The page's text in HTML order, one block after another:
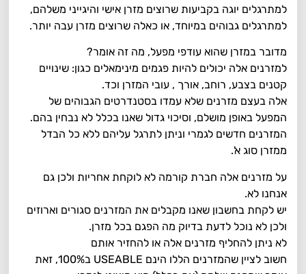
למתרגלים יוגה בקביעות שרוצים מזרן אישי והיגייני משלהם,
למתרגלים גבוהים במיוחד, או כאלה שרוצים מזרן עבה יותר.
מדובר במזרן שהוא עודפי מפעל, מה זה אומר?
למזרנים אלה יכולים להיות פגמים מינימאלים כגון: שינויים
קטנים בצבע, רוחב, אורך , עובי המזרן וכד.
אלה בעצם מזרנים שלא עמדו בסטנדרטים הגבוהים של
המפעל באופן מושלם, וסיכוי גדול שאנו בכלל לא נבחין בהם.
המזרנים חדשים לגמרי וניתן לתרגל עליהם ללא כל הבדל
ממזרן סוג א'.
על מזרנים אלה חברת קורמה לא לוקחת אחריות ולכן גם
אנחנו לא.
יש לקחת בחשבון שאנו מקבלים את המזרנים סגורים וארוזים
ולכן לא נוכל לדעת בדיוק מה הפגם בכל מזרן.
לא ניתן להחליף מזרנים אלה או להחזיר אותם
חשוב לציין שהמזרנים הללו הינם USEABLE ב100%, זאת